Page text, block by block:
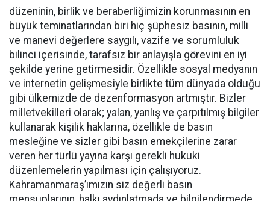
düzeninin, birlik ve beraberliğimizin korunmasının en
büyük teminatlarından biri hiç şüphesiz basının, milli
ve manevi değerlere saygılı, vazife ve sorumluluk
bilinci içerisinde, tarafsız bir anlayışla görevini en iyi
şekilde yerine getirmesidir. Özellikle sosyal medyanın
ve internetin gelişmesiyle birlikte tüm dünyada olduğu
gibi ülkemizde de dezenformasyon artmıştır. Bizler
milletvekilleri olarak; yalan, yanlış ve çarpıtılmış bilgiler
kullanarak kişilik haklarına, özellikle de basın
mesleğine ve sizler gibi basın emekçilerine zarar
veren her türlü yayına karşı gerekli hukuki
düzenlemelerin yapılması için çalışıyoruz.
Kahramanmaraş’ımızın siz değerli basın